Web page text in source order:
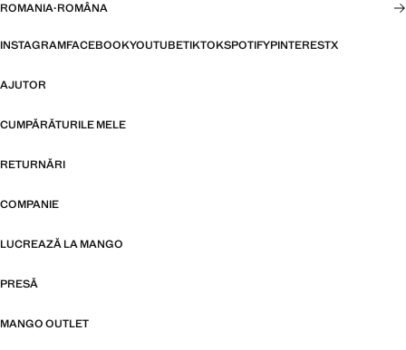
ROMANIA·ROMÂNA
INSTAGRAMFACEBOOKYOUTUBETIKTOKSPOTIFYPINTERESTX
AJUTOR
CUMPĂRĂTURILE MELE
RETURNĂRI
COMPANIE
LUCREAZĂ LA MANGO
PRESĂ
MANGO OUTLET